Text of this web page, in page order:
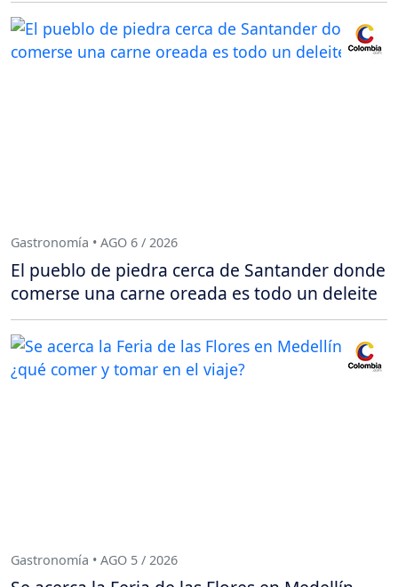
Gastronomía • AGO 6 / 2026
El pueblo de piedra cerca de Santander donde
comerse una carne oreada es todo un deleite
Gastronomía • AGO 5 / 2026